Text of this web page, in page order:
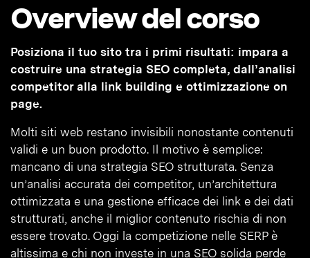
Overview del corso
Posiziona il tuo sito tra i primi risultati: impara a
costruire una strategia SEO completa, dall’analisi
competitor alla link building e ottimizzazione on
page.
Molti siti web restano invisibili nonostante contenuti
validi e un buon prodotto. Il motivo è semplice:
mancano di una strategia SEO strutturata. Senza
un’analisi accurata dei competitor, un’architettura
ottimizzata e una gestione efficace dei link e dei dati
strutturati, anche il miglior contenuto rischia di non
essere trovato. Oggi la competizione nelle SERP è
altissima e chi non investe in una SEO solida perde